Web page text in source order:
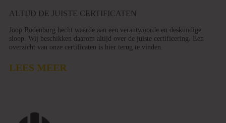
ALTIJD DE JUISTE CERTIFICATEN
Joop Rodenburg hecht waarde aan een verantwoorde en deskundige
sloop. Wij beschikken daarom altijd over de juiste certificering. Een
overzicht van onze certificaten is hier terug te vinden.
LEES MEER